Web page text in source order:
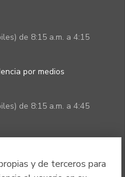
y de terceros para
de 8:15 a.m. a 4:15
por medios
de 8:15 a.m. a 4:45